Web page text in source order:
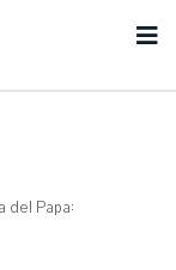
del Papa: